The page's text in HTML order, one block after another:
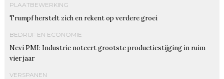
PLAATBEWERKING
Trumpf herstelt zich en rekent op verdere groei
BEDRIJF EN ECONOMIE
Nevi PMI: Industrie noteert grootste productiestijging in ruim
vier jaar
VERSPANEN